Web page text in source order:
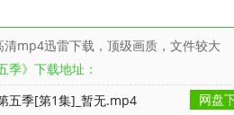
mp4迅雷下载，顶级画质，文件较大
季》下载地址：
五季[第1集]_暂无.mp4
网盘